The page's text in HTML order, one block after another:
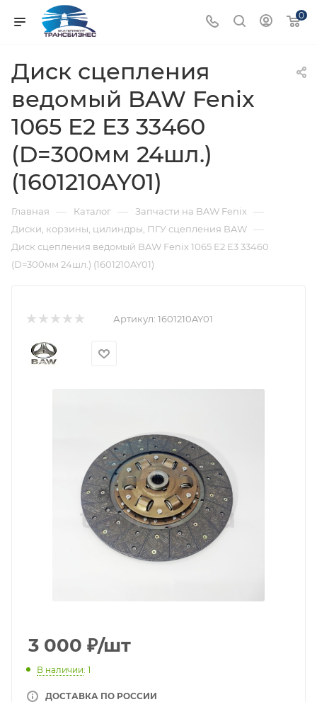
0
Диск сцепления
ведомый BAW Fenix
1065 E2 Е3 33460
(D=300мм 24шл.)
(1601210AY01)
Главная — Каталог — Запчасти на BAW Fenix —
Диски, корзины, цилиндры, ПГУ сцепления BAW —
Диск сцепления ведомый BAW Fenix 1065 E2 Е3 33460
(D=300мм 24шл.) (1601210AY01)
Артикул: 1601210AY01
3 000 ₽/шт
В наличии: 1
ДОСТАВКА ПО РОССИИ